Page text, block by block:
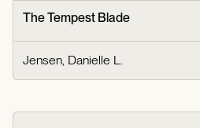
The Tempest Blade
Jensen, Danielle L.